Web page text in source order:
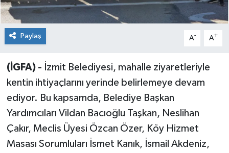
Paylaş A- A+
(İGFA) - İzmit Belediyesi, mahalle ziyaretleriyle
kentin ihtiyaçlarını yerinde belirlemeye devam
ediyor. Bu kapsamda, Belediye Başkan
Yardımcıları Vildan Bacıoğlu Taşkan, Neslihan
Çakır, Meclis Üyesi Özcan Özer, Köy Hizmet
Masası Sorumluları İsmet Kanık, İsmail Akdeniz,
Teknoloji
Türkiye